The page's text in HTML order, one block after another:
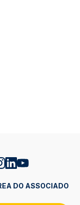
DO ASSOCIADO